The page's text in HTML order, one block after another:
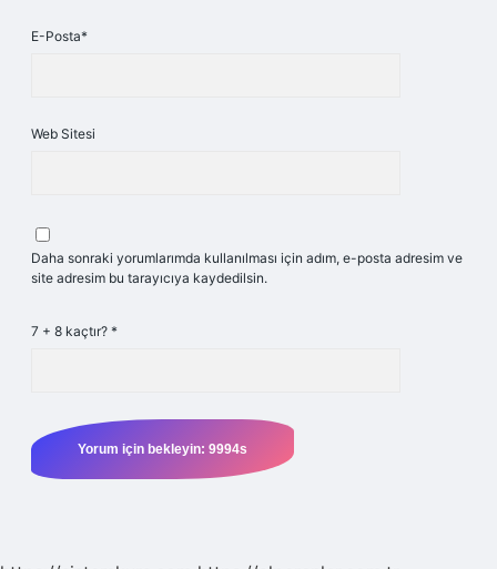
E-Posta*
Web Sitesi
Daha sonraki yorumlarımda kullanılması için adım, e-posta adresim ve
site adresim bu tarayıcıya kaydedilsin.
7 + 8 kaçtır? *